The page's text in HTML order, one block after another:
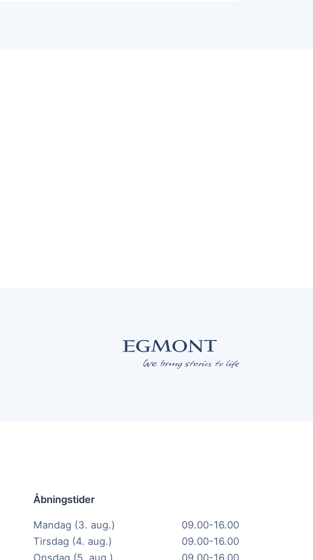
Åbningstider
Mandag (3. aug.)
09.00-16.00
Tirsdag (4. aug.)
09.00-16.00
Onsdag (5. aug.)
09.00-16.00